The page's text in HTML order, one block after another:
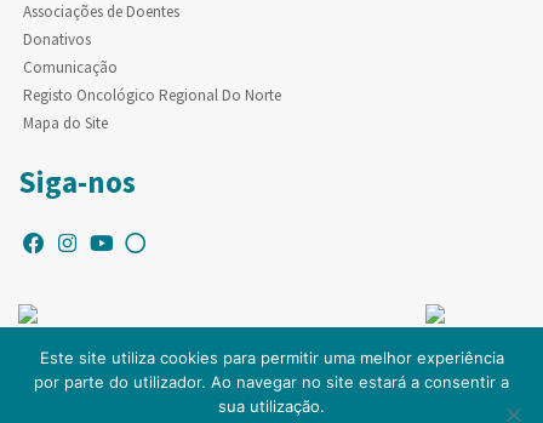
Associações de Doentes
Donativos
Comunicação
Registo Oncológico Regional Do Norte
Mapa do Site
Siga-nos
© Copyright IPO-PORTO. Todos os direitos reservados.
Este site utiliza cookies para permitir uma melhor experiência
por parte do utilizador. Ao navegar no site estará a consentir a
sua utilização.